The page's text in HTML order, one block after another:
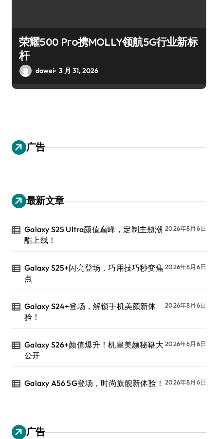
荣耀500 Pro携MOLLY领航5G行业新标
杆
dawei 3 月 31, 2026
广告
最新文章
Galaxy S25 Ultra颜值巅峰，定制主题潮
酷上线！
2026年8月6日
Galaxy S25+闪亮登场，巧用技巧秒变焦
点
2026年8月6日
Galaxy S24+登场，解锁手机美颜新体
验！
2026年8月6日
Galaxy S26+颜值爆升！机皇美颜秘籍大
公开
2026年8月6日
Galaxy A56 5G登场，时尚旗舰新体验！ 2026年8月6日
广告